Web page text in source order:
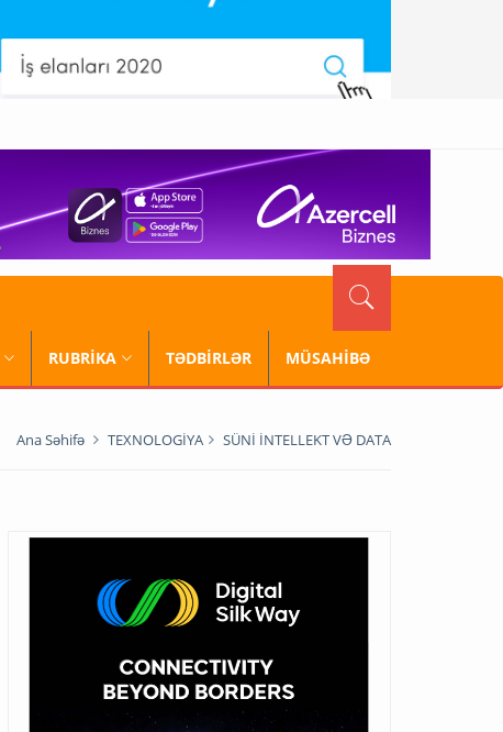
RUBRİKA TƏDBİRLƏR MÜSAHİBƏ
Ana Səhifə TEXNOLOGİYA SÜNİ İNTELLEKT VƏ DATA